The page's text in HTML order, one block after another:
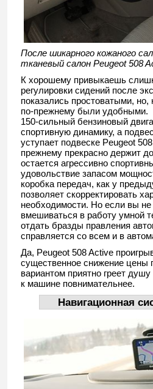
После шикарного кожаного
тканевый салон Peugeot 508
К хорошему привыкаешь
регулировки сидений после
показались простоватыми, но,
по-прежнему были удобными.
150-сильный бензиновый
спортивную динамику, а
уступает подвеске Peugeot
прежнему прекрасно держит
остается агрессивно
удовольствие запасом
коробка передач, как у
позволяет скорректировать
необходимости. Но если вы
вмешиваться в работу умной
отдать бразды правления
справляется со всем и в
Да, Peugeot 508 Active
существенное снижение
вариантом приятно греет
к машине повнимательнее.
Навигационная